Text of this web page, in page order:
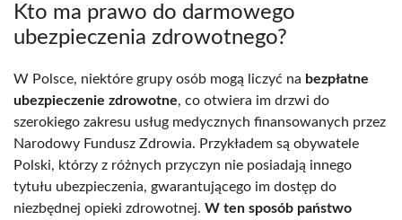
Kto ma prawo do darmowego
ubezpieczenia zdrowotnego?
W Polsce, niektóre grupy osób mogą liczyć na bezpłatne
ubezpieczenie zdrowotne, co otwiera im drzwi do
szerokiego zakresu usług medycznych finansowanych przez
Narodowy Fundusz Zdrowia. Przykładem są obywatele
Polski, którzy z różnych przyczyn nie posiadają innego
tytułu ubezpieczenia, gwarantującego im dostęp do
niezbędnej opieki zdrowotnej. W ten sposób państwo